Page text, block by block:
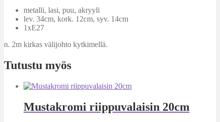
metalli, lasi, puu, akryyli
lev. 34cm, kork. 12cm, syv. 14cm
1xE27
n. 2m kirkas välijohto kytkimellä.
Tutustu myös
Mustakromi riippuvalaisin 20cm